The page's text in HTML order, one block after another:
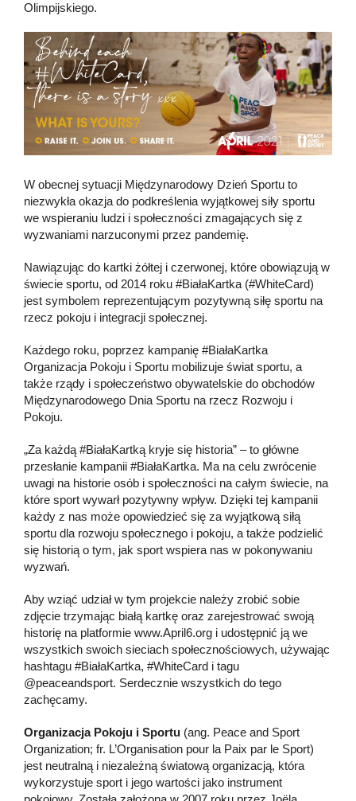
Olimpijskiego.
W obecnej sytuacji Międzynarodowy Dzień Sportu to
niezwykła okazja do podkreślenia wyjątkowej siły sportu
we wspieraniu ludzi i społeczności zmagających się z
wyzwaniami narzuconymi przez pandemię.
Nawiązując do kartki żółtej i czerwonej, które obowiązują w
świecie sportu, od 2014 roku #BiałaKartka (#WhiteCard)
jest symbolem reprezentującym pozytywną siłę sportu na
rzecz pokoju i integracji społecznej.
Każdego roku, poprzez kampanię #BiałaKartka
Organizacja Pokoju i Sportu mobilizuje świat sportu, a
także rządy i społeczeństwo obywatelskie do obchodów
Międzynarodowego Dnia Sportu na rzecz Rozwoju i
Pokoju.
„Za każdą #BiałaKartką kryje się historia” – to główne
przesłanie kampanii #BiałaKartka. Ma na celu zwrócenie
uwagi na historie osób i społeczności na całym świecie, na
które sport wywarł pozytywny wpływ. Dzięki tej kampanii
każdy z nas może opowiedzieć się za wyjątkową siłą
sportu dla rozwoju społecznego i pokoju, a także podzielić
się historią o tym, jak sport wspiera nas w pokonywaniu
wyzwań.
Aby wziąć udział w tym projekcie należy zrobić sobie
zdjęcie trzymając białą kartkę oraz zarejestrować swoją
historię na platformie www.April6.org i udostępnić ją we
wszystkich swoich sieciach społecznościowych, używając
hashtagu #BiałaKartka, #WhiteCard i tagu
@peaceandsport. Serdecznie wszystkich do tego
zachęcamy.
Organizacja Pokoju i Sportu (ang. Peace and Sport
Organization; fr. L’Organisation pour la Paix par le Sport)
jest neutralną i niezależną światową organizacją, która
wykorzystuje sport i jego wartości jako instrument